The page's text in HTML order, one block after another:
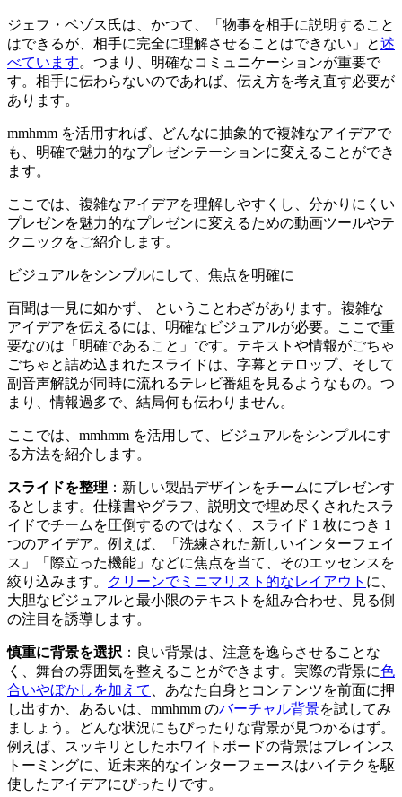
ジェフ・ベゾス氏は、かつて、「物事を相手に説明すること
はできるが、相手に完全に理解させることはできない」と述
べています。つまり、明確なコミュニケーションが重要で
す。相手に伝わらないのであれば、伝え方を考え直す必要が
あります。
mmhmm を活用すれば、どんなに抽象的で複雑なアイデアで
も、明確で魅力的なプレゼンテーションに変えることができ
ます。
ここでは、複雑なアイデアを理解しやすくし、分かりにくい
プレゼンを魅力的なプレゼンに変えるための動画ツールやテ
クニックをご紹介します。
ビジュアルをシンプルにして、焦点を明確に
百聞は一見に如かず、 ということわざがあります。複雑な
アイデアを伝えるには、明確なビジュアルが必要。ここで重
要なのは「明確であること」です。テキストや情報がごちゃ
ごちゃと詰め込まれたスライドは、字幕とテロップ、そして
副音声解説が同時に流れるテレビ番組を見るようなもの。つ
まり、情報過多で、結局何も伝わりません。
ここでは、mmhmm を活用して、ビジュアルをシンプルにす
る方法を紹介します。
スライドを整理 ：新しい製品デザインをチームにプレゼンす
るとします。仕様書やグラフ、説明文で埋め尽くされたスラ
イドでチームを圧倒するのではなく、スライド 1 枚につき 1
つのアイデア。例えば、「洗練された新しいインターフェイ
ス」「際立った機能」などに焦点を当て、そのエッセンスを
絞り込みます。
クリーンでミニマリスト的なレイアウト に、
大胆なビジュアルと最小限のテキストを組み合わせ、見る側
の注目を誘導します。
慎重に背景を選択 ：良い背景は、注意を逸らさせることな
く、舞台の雰囲気を整えることができます。実際の背景に色
合いやぼかしを加えて
、あなた自身とコンテンツを前面に押
し出すか、あるいは、mmhmm のバーチャル背景を試してみ
ましょう。どんな状況にもぴったりな背景が見つかるはず。
例えば、スッキリとしたホワイトボードの背景はブレインス
トーミングに、近未来的なインターフェースはハイテクを駆
使したアイデアにぴったりです。